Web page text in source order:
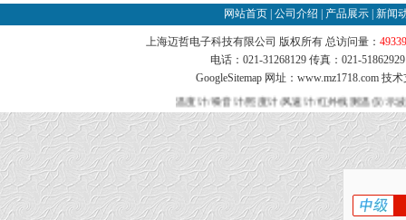
网站首页 公司介绍 产品展示 新闻
上海迈哲电子科技有限公司 版权所有 总访问量：
电话：021-31268129 传真：021-
GoogleSitemap网址：www.mz1718.com 技
温度计/噪音计/照度计/风速计/红外线测温仪/示